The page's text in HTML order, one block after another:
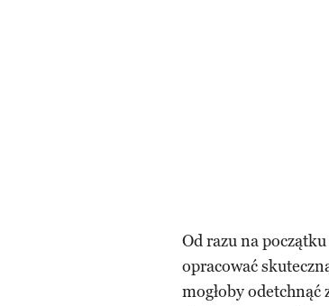
Od razu na
opracować
mogłoby